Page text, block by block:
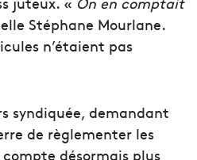
Stéphane Mourlane.
n’étaient pas
syndiquée, demandant
de règlementer les
désormais plus